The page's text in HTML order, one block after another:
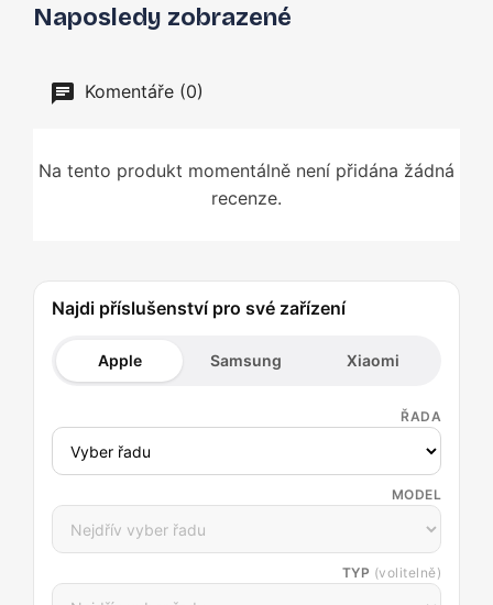
Naposledy zobrazené
Komentáře (0)
Na tento produkt momentálně není přidána žádná
recenze.
Najdi příslušenství pro své zařízení
Apple Samsung Xiaomi
ŘADA
MODEL
TYP (volitelně)